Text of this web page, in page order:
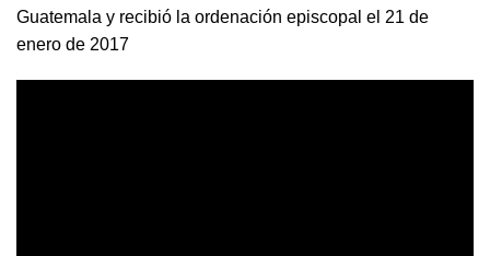
Guatemala y recibió la ordenación episcopal el 21 de
enero de 2017